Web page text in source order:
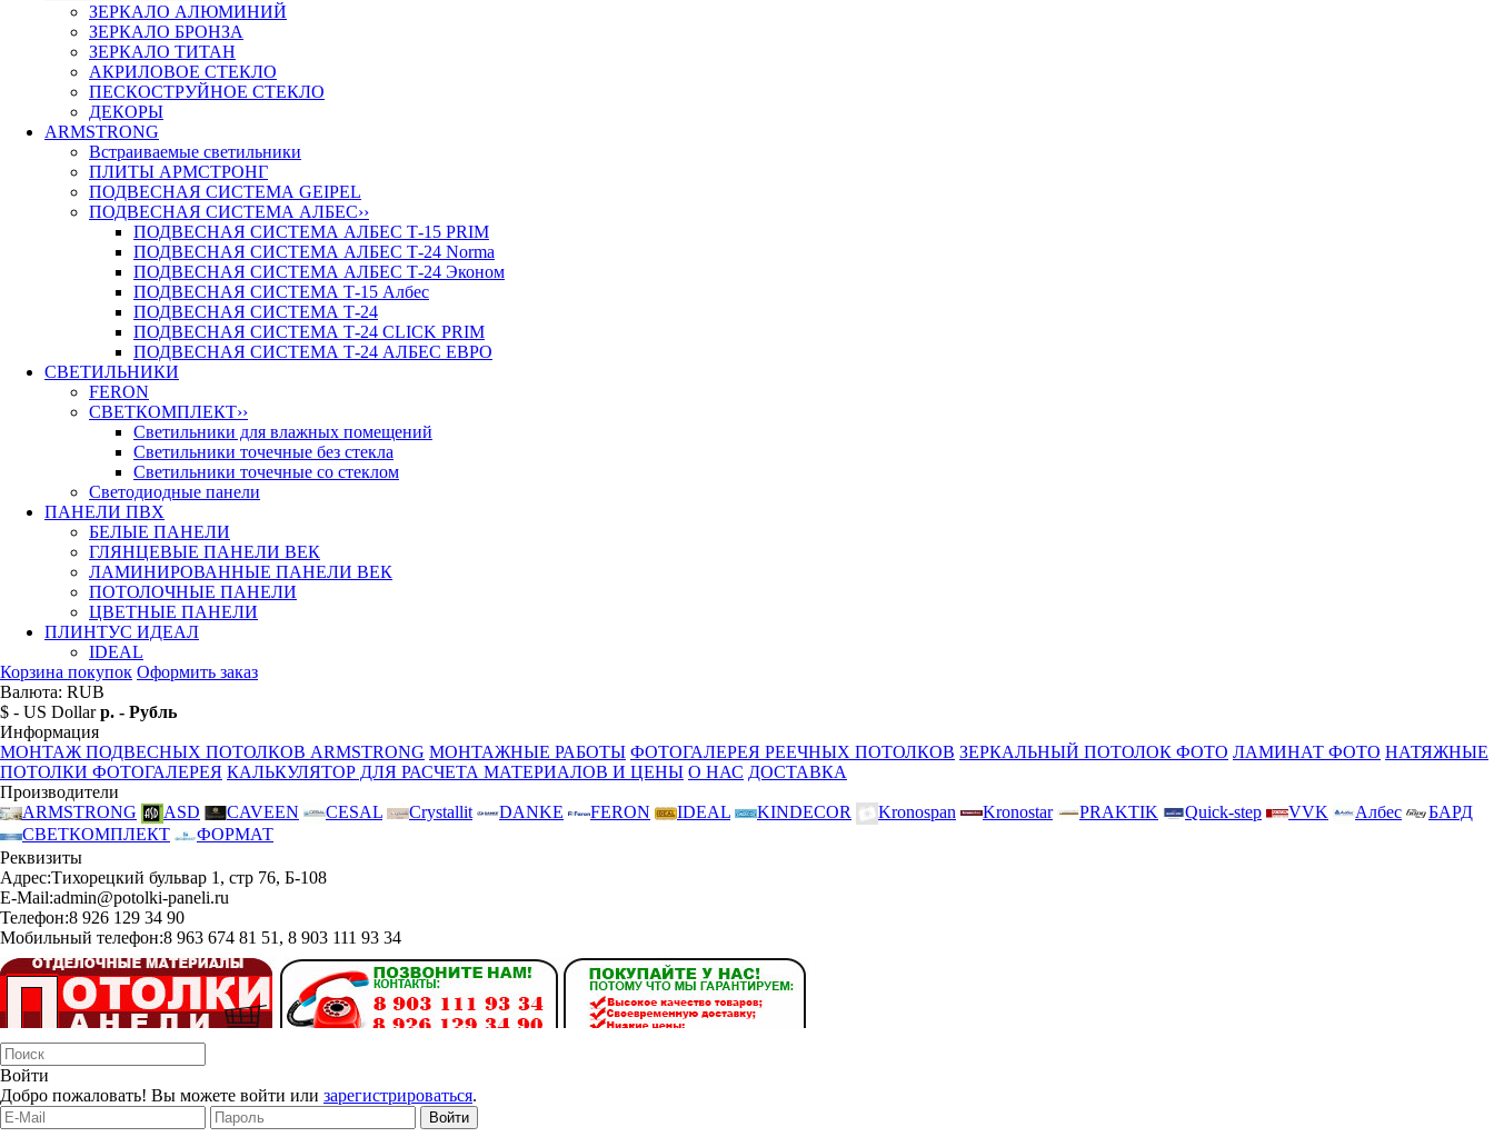
ЗЕРКАЛО АЛЮМИНИЙ
ЗЕРКАЛО БРОНЗА
ЗЕРКАЛО ТИТАН
АКРИЛОВОЕ СТЕКЛО
ПЕСКОСТРУЙНОЕ СТЕКЛО
ДЕКОРЫ
ARMSTRONG
Встраиваемые светильники
ПЛИТЫ АРМСТРОНГ
ПОДВЕСНАЯ СИСТЕМА GEIPEL
ПОДВЕСНАЯ СИСТЕМА АЛБЕС››
ПОДВЕСНАЯ СИСТЕМА АЛБЕС Т-15 PRIM
ПОДВЕСНАЯ СИСТЕМА АЛБЕС Т-24 Norma
ПОДВЕСНАЯ СИСТЕМА АЛБЕС Т-24 Эконом
ПОДВЕСНАЯ СИСТЕМА Т-15 Албес
ПОДВЕСНАЯ СИСТЕМА Т-24
ПОДВЕСНАЯ СИСТЕМА Т-24 CLICK PRIM
ПОДВЕСНАЯ СИСТЕМА Т-24 АЛБЕС ЕВРО
СВЕТИЛЬНИКИ
FERON
СВЕТКОМПЛЕКТ››
Светильники для влажных помещений
Светильники точечные без стекла
Светильники точечные со стеклом
Светодиодные панели
ПАНЕЛИ ПВХ
БЕЛЫЕ ПАНЕЛИ
ГЛЯНЦЕВЫЕ ПАНЕЛИ ВЕК
ЛАМИНИРОВАННЫЕ ПАНЕЛИ ВЕК
ПОТОЛОЧНЫЕ ПАНЕЛИ
ЦВЕТНЫЕ ПАНЕЛИ
ПЛИНТУС ИДЕАЛ
IDEAL
Корзина покупок Оформить заказ
Валюта: RUB
$ - US Dollar р. - Рубль
Информация
МОНТАЖ ПОДВЕСНЫХ ПОТОЛКОВ ARMSTRONG МОНТАЖНЫЕ РАБОТЫ ФОТОГАЛЕРЕЯ РЕЕЧНЫХ ПОТОЛКОВ ЗЕРКАЛЬНЫЙ ПОТОЛОК ФОТО ЛАМИНАТ ФОТО НАТЯЖНЫЕ
ПОТОЛКИ ФОТОГАЛЕРЕЯ КАЛЬКУЛЯТОР ДЛЯ РАСЧЕТА МАТЕРИАЛОВ И ЦЕНЫ О НАС ДОСТАВКА
Производители
ARMSTRONG
ASD CAVEEN CESAL Crystallit DANKE FERON IDEAL KINDECOR Kronospan Kronostar PRAKTIK Quick-step VVK Албес
БАРД
СВЕТКОМПЛЕКТ
ФОРМАТ
Реквизиты
Адрес:Тихорецкий бульвар 1, стр 76, Б-108
E-Mail:admin@potolki-paneli.ru
Телефон:8 926 129 34 90
Мобильный телефон:8 963 674 81 51, 8 903 111 93 34
Войти
Добро пожаловать! Вы можете войти или зарегистрироваться.